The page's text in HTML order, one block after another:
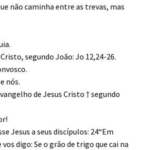
não caminha entre as trevas, mas
segundo João: Jo 12,24-26.
nós.
de Jesus Cristo † segundo
Jesus a seus discípulos: 24“Em
vos digo: Se o grão de trigo que cai na